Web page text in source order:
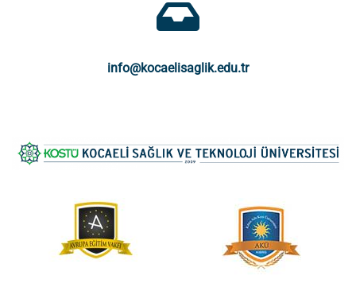
info@kocaelisaglik.edu.tr